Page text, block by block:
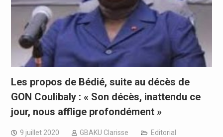
Les propos de Bédié, suite au décès de
GON Coulibaly : « Son décès, inattendu ce
jour, nous afflige profondément »
9 juillet 2020 GBAKU Clarisse Editorial